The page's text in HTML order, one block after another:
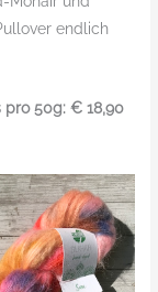
endlich
pro 50g: € 18,90